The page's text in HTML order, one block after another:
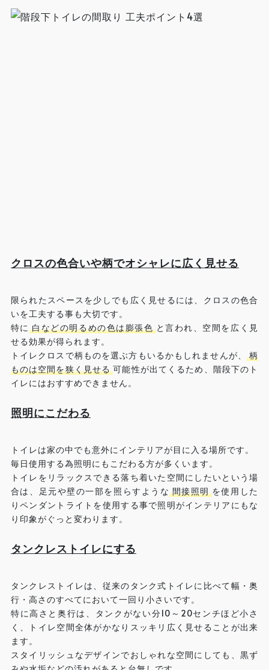
クロスの色合いや柄でオシャレに広く見せる
限られたスペースを少しでも広く見せるには、クロスの色合
いを工夫する事も大切です。
特に 白などの明るめの色は膨張色 と言われ、空間を広く見
せる効果が得られます。
トイレクロスで柄ものを選ぶ方もいるかもしれませんが、
柄
ものは空間を狭く見せる 可能性が出てくるため、階段下のト
イレにはおすすめできません。
照明にこだわる
トイレは家の中でも意外にインテリアが目に入る場所です。
毎日使用する為照明にもこだわる方が多くいます。
トイレをリラックスできる落ち着いた空間にしたいという場
合は、足元や壁の一部を照らすような 間接照明 を使用した
りペンダントライトを使用する事で照明がインテリアにもな
り印象がぐっと変わります。
タンクレストイレにする
タンクレストイレは、従来のタンク式トイレに比べて幅・奥
行・高さのすべてにおいて一回り小さいです。
特に高さと奥行は、タンクがない分10～20センチほど小さ
く、トイレ空間全体がかなりスッキリ広く見せることが出来
ます。
スタイリッシュなデザインでおしゃれな空間にしても、黒ず